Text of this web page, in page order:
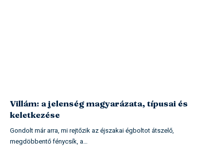
Villám: a jelenség magyarázata, típusai és
keletkezése
Gondolt már arra, mi rejtőzik az éjszakai égboltot átszelő,
megdöbbentő fénycsík, a…